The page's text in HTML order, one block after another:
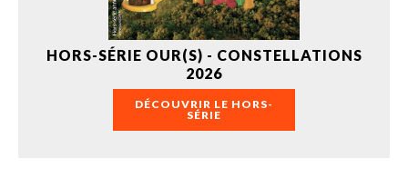
HORS-SÉRIE OUR(S) - CONSTELLATIONS
2026
DÉCOUVRIR LE HORS-
SÉRIE